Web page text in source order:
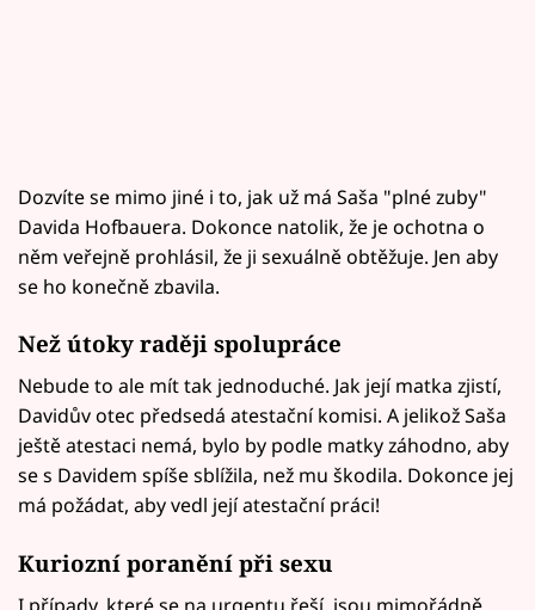
Dozvíte se mimo jiné i to, jak už má Saša "plné zuby"
Davida Hofbauera. Dokonce natolik, že je ochotna o
něm veřejně prohlásil, že ji sexuálně obtěžuje. Jen aby
se ho konečně zbavila.
Než útoky raději spolupráce
Nebude to ale mít tak jednoduché. Jak její matka zjistí,
Davidův otec předsedá atestační komisi. A jelikož Saša
ještě atestaci nemá, bylo by podle matky záhodno, aby
se s Davidem spíše sblížila, než mu škodila. Dokonce jej
má požádat, aby vedl její atestační práci!
Kuriozní poranění při sexu